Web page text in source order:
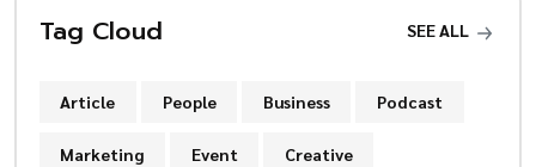
Tag Cloud SEE ALL
Article People Business Podcast
Marketing Event Creative